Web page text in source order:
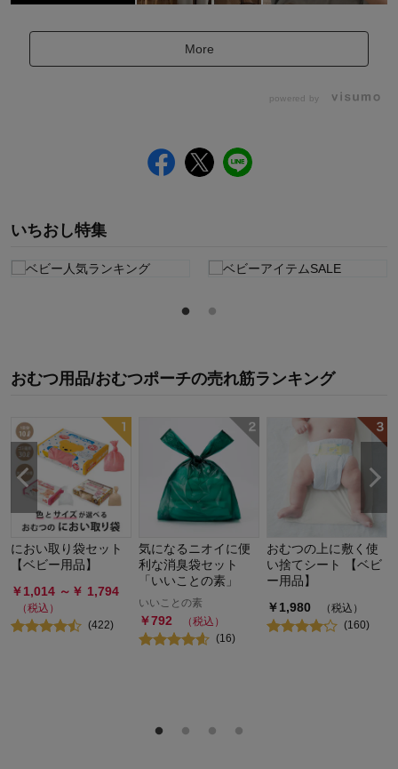
More
powered by
いちおし特集
おむつ用品/おむつポーチの売れ筋ランキング
におい取り袋セット
【ベビー用品】
￥1,014 ～￥ 1,794
（税込）
(422)
気になるニオイに便
利な消臭袋セット
「いいことの素」
いいことの素
￥792
（税込）
(16)
おむつの上に敷く使
い捨てシート 【ベビ
ー用品】
￥1,980
（税込）
(160)